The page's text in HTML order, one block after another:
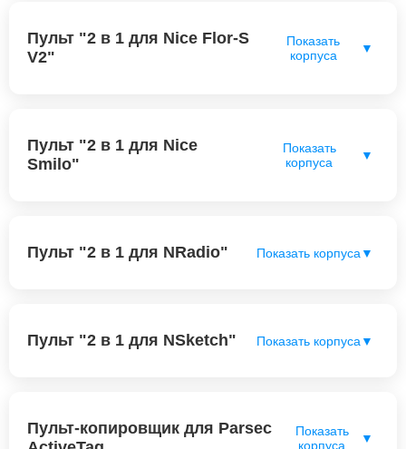
Пульт "2 в 1 для Nice Flor-S
V2"
Показать
корпуса
▼
Пульт "2 в 1 для Nice
Smilo"
Показать
корпуса
▼
Пульт "2 в 1 для NRadio" Показать корпуса ▼
Пульт "2 в 1 для NSketch" Показать корпуса ▼
Пульт-копировщик для Parsec
Показать
корпуса
▼